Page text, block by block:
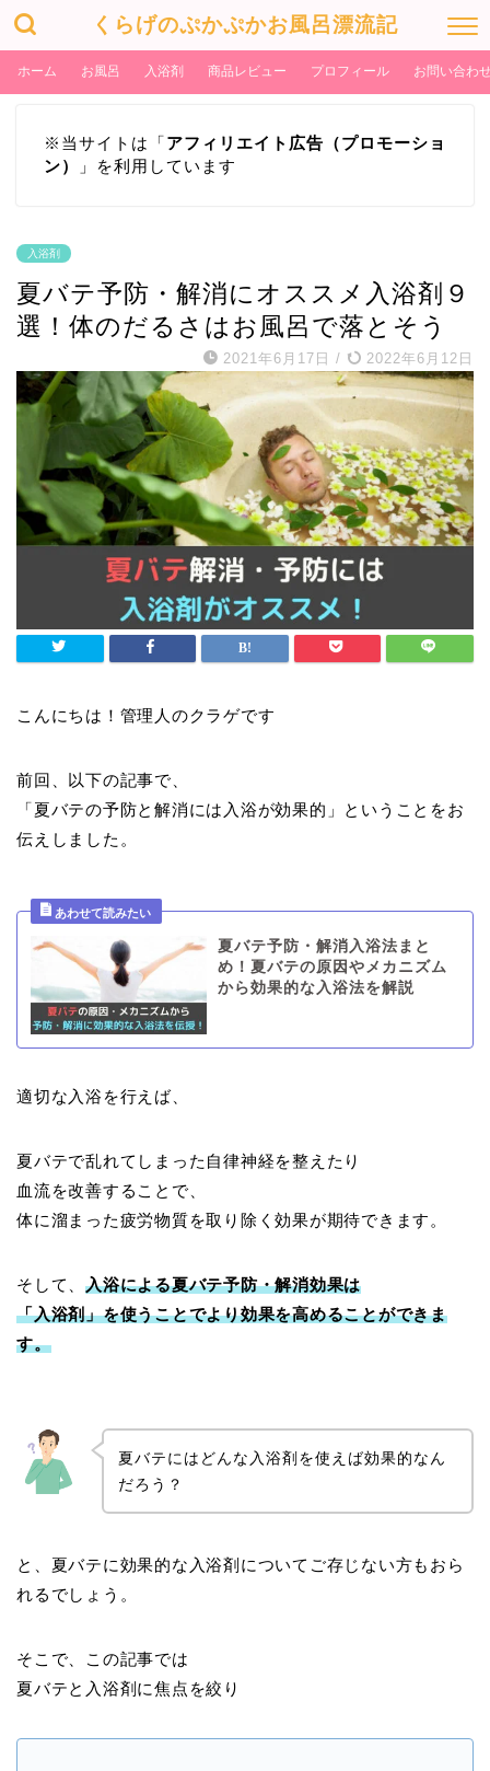
くらげのぷかぷかお風呂漂流記
ホーム お風呂 入浴剤 商品レビュー プロフィール お問い合わ
※当サイトは「アフィリエイト広告（プロモーショ
ン）
」を利用しています
入浴剤
夏バテ予防・解消にオススメ入浴剤９
選！体のだるさはお風呂で落とそう
2021年6月17日 / 2022年6月12日
こんにちは！管理人のクラゲです
前回、以下の記事で、
「夏バテの予防と解消には入浴が効果的」ということをお
伝えしました。
夏バテ予防・解消入浴法まと
め！夏バテの原因やメカニズム
から効果的な入浴法を解説
適切な入浴を行えば、
夏バテで乱れてしまった自律神経を整えたり
血流を改善することで、
体に溜まった疲労物質を取り除く効果が期待できます。
そして、入浴による夏バテ予防・解消効果は
「入浴剤」を使うことでより効果を高めることができま
す。
夏バテにはどんな入浴剤を使えば効果的なん
だろう？
と、夏バテに効果的な入浴剤についてご存じない方もおら
れるでしょう。
そこで、この記事では
夏バテと入浴剤に焦点を絞り